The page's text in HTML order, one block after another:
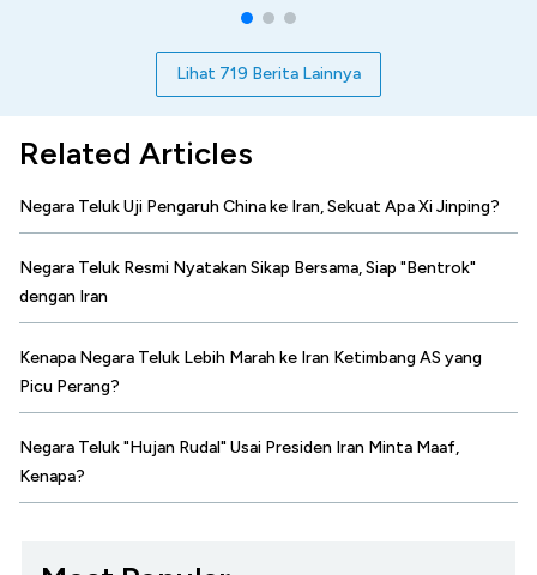
Lihat 719 Berita Lainnya
Related Articles
Negara Teluk Uji Pengaruh China ke Iran, Sekuat Apa Xi Jinping?
Negara Teluk Resmi Nyatakan Sikap Bersama, Siap "Bentrok"
dengan Iran
Kenapa Negara Teluk Lebih Marah ke Iran Ketimbang AS yang
Picu Perang?
Negara Teluk "Hujan Rudal" Usai Presiden Iran Minta Maaf,
Kenapa?